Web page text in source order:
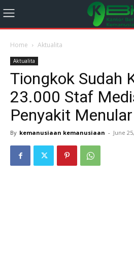
Home Aktualita
Aktualita
Tiongkok Sudah
23.000 Staf
Penyakit
By kemanusiaan kemanusiaan - June